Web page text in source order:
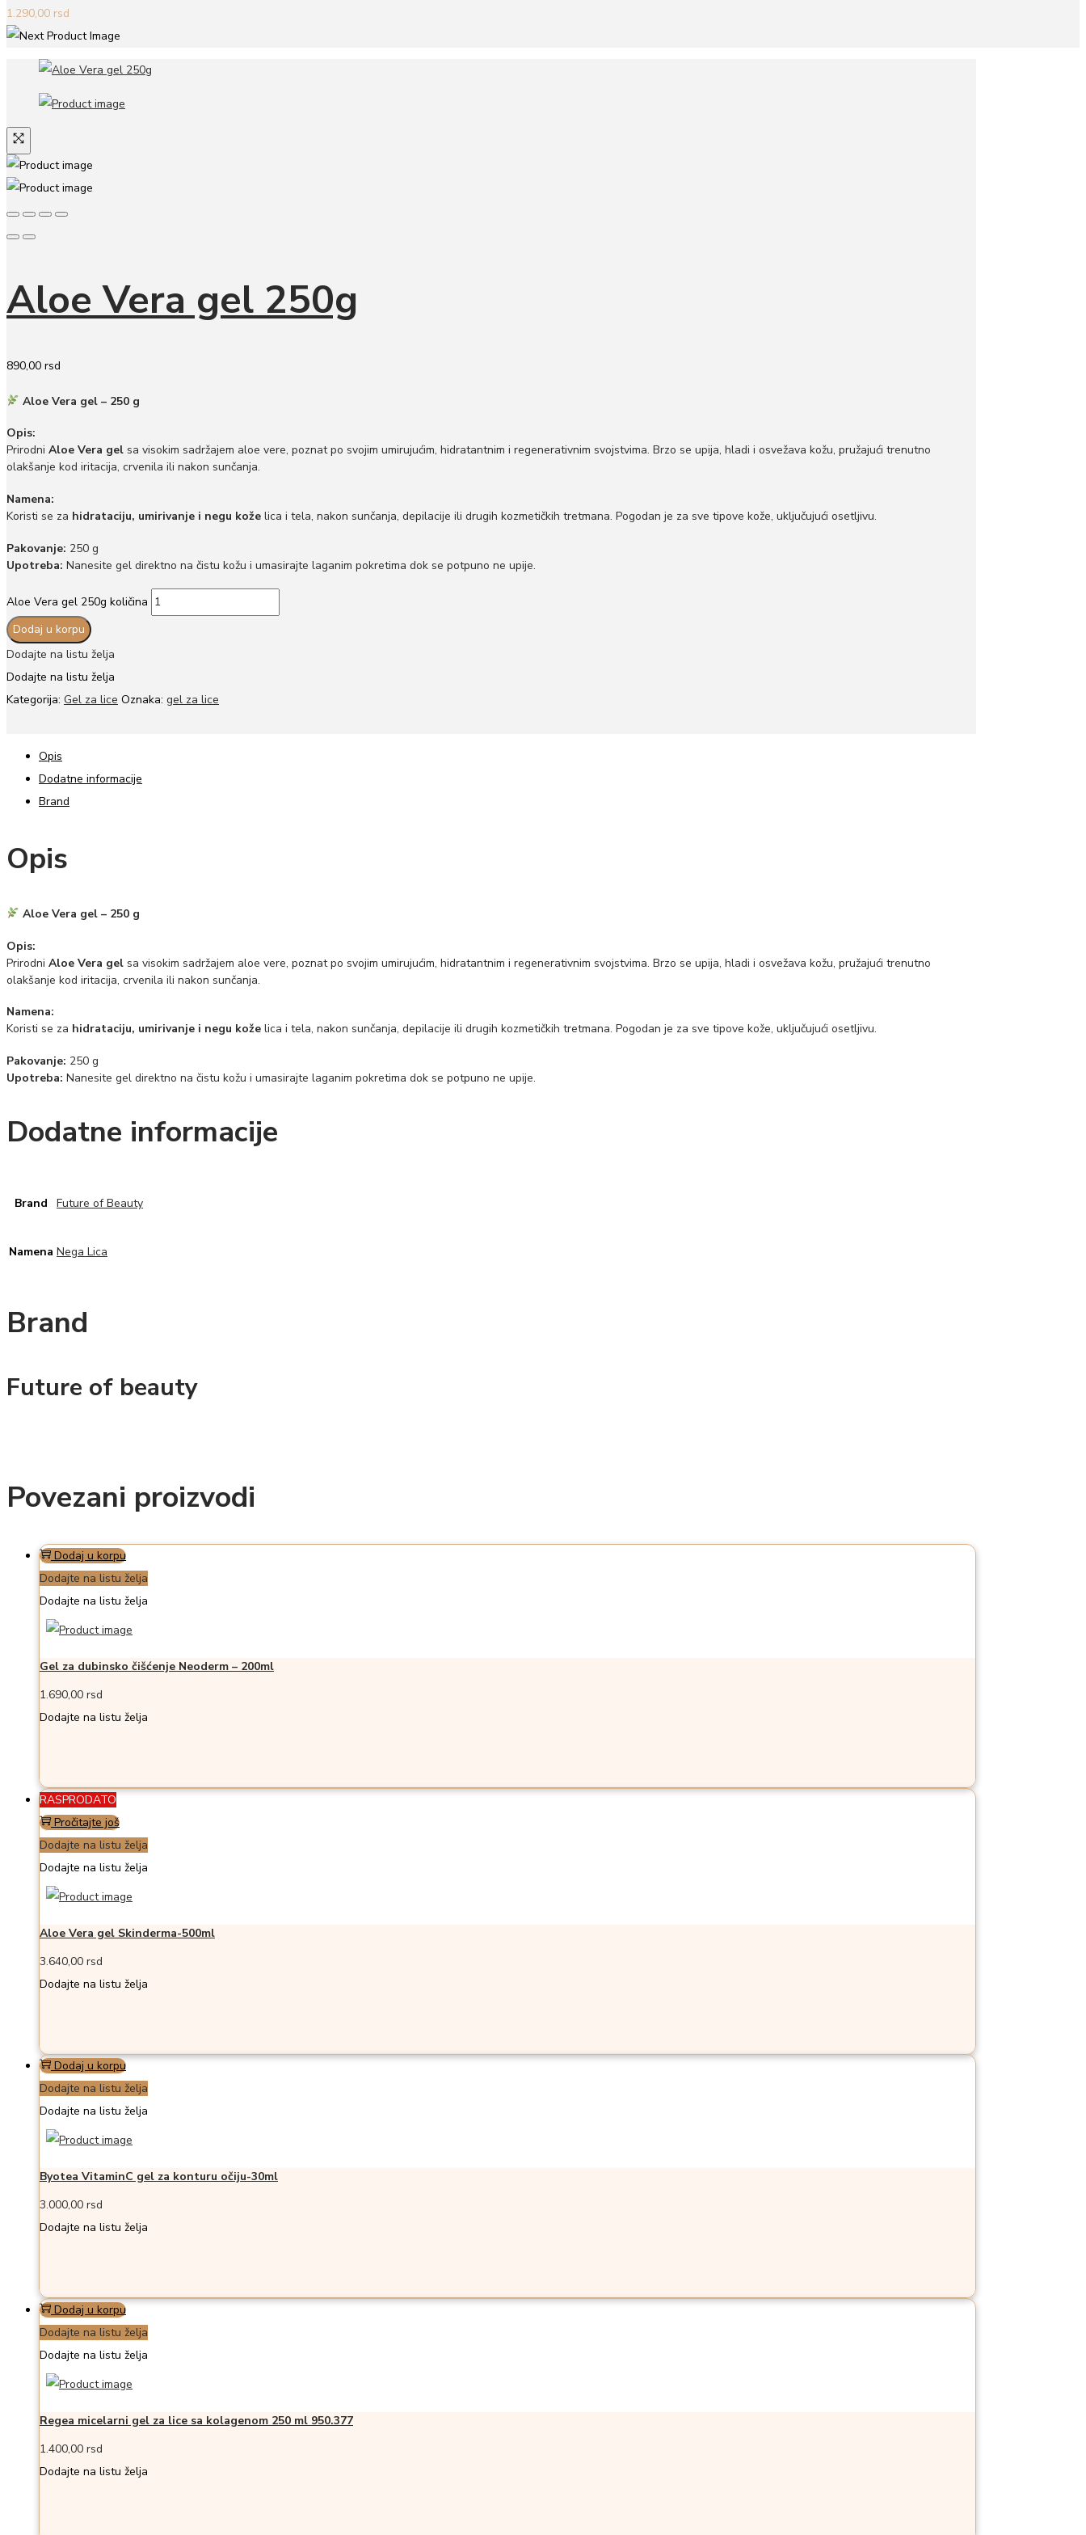
1.290,00 rsd
Aloe Vera gel 250g
890,00 rsd
Aloe Vera gel – 250 g
Opis:
Prirodni Aloe Vera gel sa visokim sadržajem aloe vere, poznat po svojim umirujućim, hidratantnim i regenerativnim svojstvima. Brzo se upija, hladi i osvežava kožu, pružajući trenutno
olakšanje kod iritacija, crvenila ili nakon sunčanja.
Namena:
Koristi se za hidrataciju, umirivanje i negu kože lica i tela, nakon sunčanja, depilacije ili drugih kozmetičkih tretmana. Pogodan je za sve tipove kože, uključujući osetljivu.
Pakovanje: 250 g
Upotreba: Nanesite gel direktno na čistu kožu i umasirajte laganim pokretima dok se potpuno ne upije.
Aloe Vera gel 250g količina
Dodaj u korpu
Dodajte na listu želja
Dodajte na listu želja
Kategorija: Gel za lice Oznaka: gel za lice
Opis
Dodatne informacije
Brand
Opis
Aloe Vera gel – 250 g
Opis:
Prirodni Aloe Vera gel sa visokim sadržajem aloe vere, poznat po svojim umirujućim, hidratantnim i regenerativnim svojstvima. Brzo se upija, hladi i osvežava kožu, pružajući trenutno
olakšanje kod iritacija, crvenila ili nakon sunčanja.
Namena:
Koristi se za hidrataciju, umirivanje i negu kože lica i tela, nakon sunčanja, depilacije ili drugih kozmetičkih tretmana. Pogodan je za sve tipove kože, uključujući osetljivu.
Pakovanje: 250 g
Upotreba: Nanesite gel direktno na čistu kožu i umasirajte laganim pokretima dok se potpuno ne upije.
Dodatne informacije
Brand Future of Beauty
Namena Nega Lica
Brand
Future of beauty
Povezani proizvodi
Dodaj u korpu
Dodajte na listu želja
Dodajte na listu želja
Gel za dubinsko čišćenje Neoderm – 200ml
1.690,00 rsd
Dodajte na listu želja
RASPRODATO
Pročitajte još
Dodajte na listu želja
Dodajte na listu želja
Aloe Vera gel Skinderma-500ml
3.640,00 rsd
Dodajte na listu želja
Dodaj u korpu
Dodajte na listu želja
Dodajte na listu želja
Byotea VitaminC gel za konturu očiju-30ml
3.000,00 rsd
Dodajte na listu želja
Dodaj u korpu
Dodajte na listu želja
Dodajte na listu želja
Regea micelarni gel za lice sa kolagenom 250 ml 950.377
1.400,00 rsd
Dodajte na listu želja